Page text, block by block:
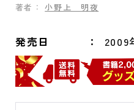
著者： 小野上 明夜
発売日 2009